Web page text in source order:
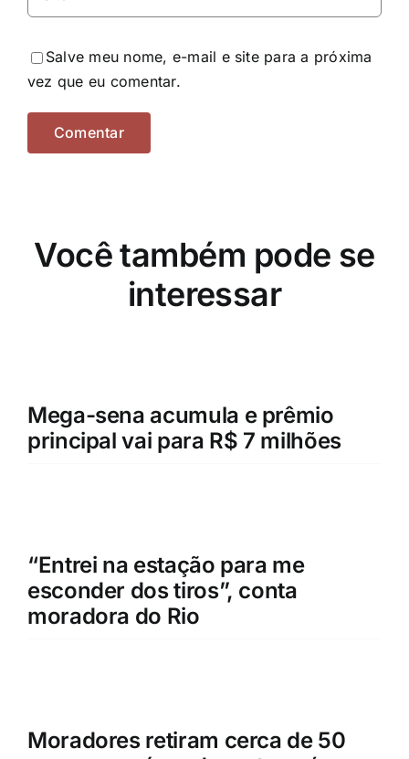
Salve meu nome, e-mail e site para a próxima
vez que eu comentar.
Você também pode se
interessar
Mega-sena acumula e prêmio
principal vai para R$ 7 milhões
“Entrei na estação para me
esconder dos tiros”, conta
moradora do Rio
Moradores retiram cerca de 50